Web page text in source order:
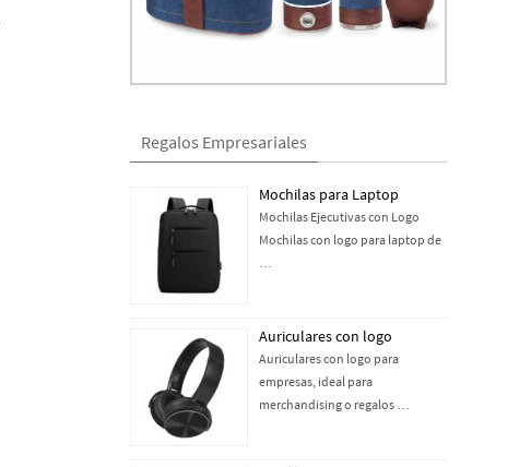
Regalos Empresariales
Mochilas para Laptop
Mochilas Ejecutivas con Logo
Mochilas con logo para laptop de
…
Auriculares con logo
Auriculares con logo para
empresas, ideal para
merchandising o regalos …